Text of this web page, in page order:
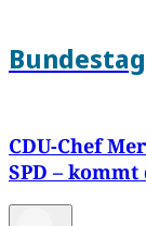
CDU-Chef
SPD – kommt